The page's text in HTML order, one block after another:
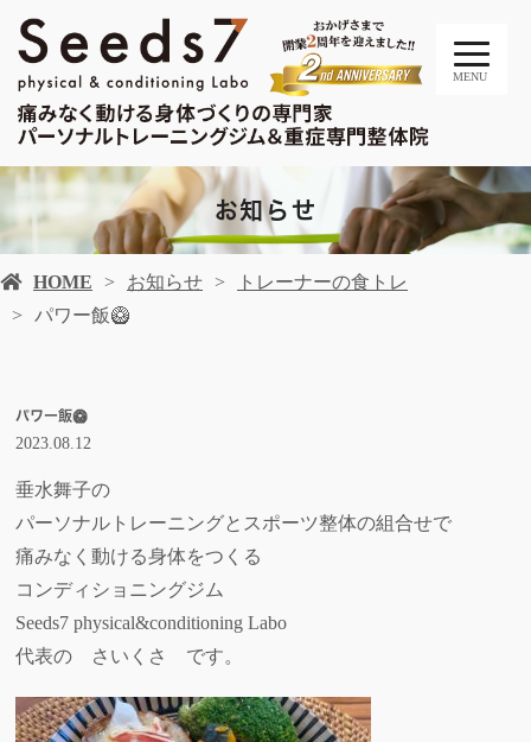
MENU
お知らせ
HOME お知らせ
トレーナーの食トレ
パワー飯🥝
パワー飯🥝
2023.08.12
垂水舞子の
パーソナルトレーニングとスポーツ整体の組合せで
痛みなく動ける身体をつくる
コンディショニングジム
Seeds7 physical&conditioning Labo
代表の さいくさ です。